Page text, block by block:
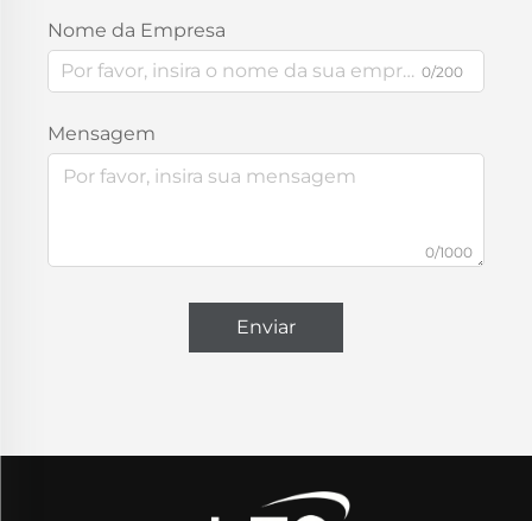
Nome da Empresa
0/200
Mensagem
0/1000
Enviar